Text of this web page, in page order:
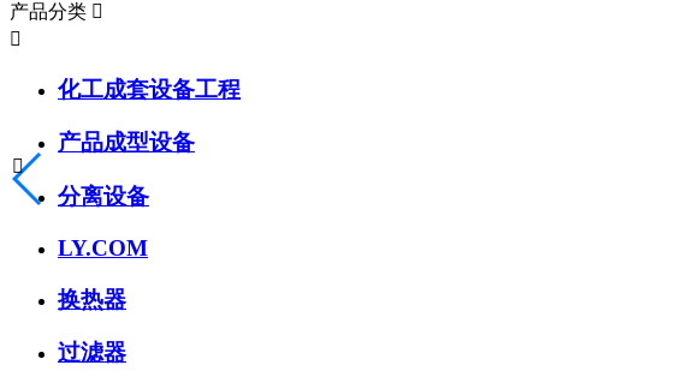
产品分类 

化工成套设备工程
产品成型设备
分离设备
LY.COM
换热器
过滤器
